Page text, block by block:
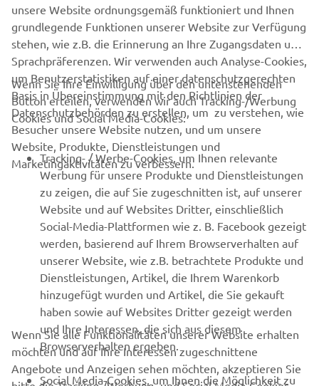
UNTERNEHMEN
B2B
MEHR VON YAMAHA
SUPPORT
NEWSLETTER
Erfahre als Erster von den neuesten Angeboten,
Sonderveranstaltungen, Neuerscheinungen und vielem mehr.
unsere Website ordnungsgemäß funktioniert und Ihnen
grundlegende Funktionen unserer Website zur Verfügung
stehen, wie z.B. die Erinnerung an Ihre Zugangsdaten und
Sprachpräferenzen. Wir verwenden auch Analyse-Cookies,
um Benutzerstatistiken auf einer datenschutzgerechten
Basis in Übereinstimmung mit den Richtlinien der
Datenschutzbehörden zu erstellen, um zu verstehen, wie
Besucher unsere Website nutzen, und um unsere
Website, Produkte, Dienstleistungen und
Marketingaktivitäten zu verbessern.
Wenn Sie Ihre Einwilligung über den untenstehenden
Button erteilen, verwenden wir auch Tracking-/Werbung
Cookies und Social Media-Cookies:
Tracking- / Werbe-Cookies, um Ihnen relevante
Werbung für unsere Produkte und Dienstleistungen
zu zeigen, die auf Sie zugeschnitten ist, auf unserer
Website und auf Websites Dritter, einschließlich
Social-Media-Plattformen wie z. B. Facebook gezeigt
werden, basierend auf Ihrem Browserverhalten auf
unserer Website, wie z.B. betrachtete Produkte und
Dienstleistungen, Artikel, die Ihrem Warenkorb
hinzugefügt wurden und Artikel, die Sie gekauft
haben sowie auf Websites Dritter gezeigt werden
und Ihre Interessen, die sich aus diesem
Browserverhalten ergeben.
Social Media-Cookies, um Ihnen die Möglichkeit zu
Wenn Sie alle Funktionalitäten unserer Website erhalten
möchten und auf Ihre Interessen zugeschnittene
Angebote und Anzeigen sehen möchten, akzeptieren Sie